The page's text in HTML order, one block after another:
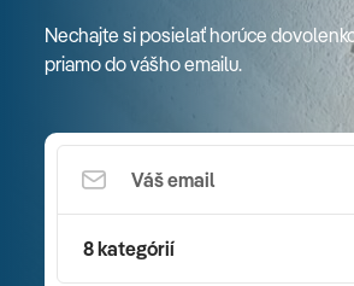
Nechajte si posielať horúce
priamo do vášho emailu.
8 kategórií